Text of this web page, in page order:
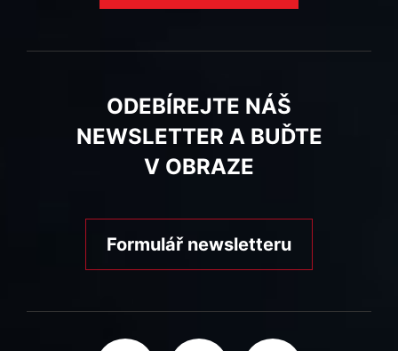
ODEBÍREJTE NÁŠ
NEWSLETTER A BUĎTE
V OBRAZE
Formulář newsletteru